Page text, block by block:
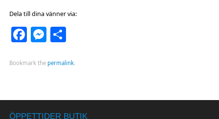
Dela till dina vänner via:
Facebook
Messenger
Dela
Bookmark the permalink.
ÖPPETTIDER BUTIK